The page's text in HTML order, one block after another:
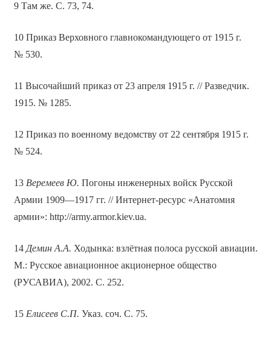
9 Там же. С. 73, 74.
10 Приказ Верховного главнокомандующего от 1915 г.
№ 530.
11 Высочайший приказ от 23 апреля 1915 г. // Разведчик.
1915. № 1285.
12 Приказ по военному ведомству от 22 сентября 1915 г.
№ 524.
13 Веремеев Ю. Погоны инженерных войск Русской
Армии 1909—1917 гг. // Интернет-ресурс «Анатомия
армии»: http://army.armor.kiev.ua.
14 Демин А.А. Ходынка: взлётная полоса русской авиации.
М.: Русское авиационное акционерное общество
(РУСАВИА), 2002. С. 252.
15 Елисеев С.П. Указ. соч. С. 75.